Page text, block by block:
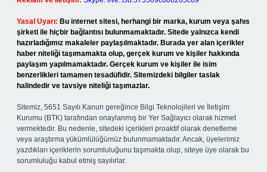
Yasal Uyarı: Bu internet sitesi, herhangi bir marka, kurum veya şahıs
şirketi ile hiçbir bağlantısı bulunmamaktadır. Sitede yalnızca kendi
hazırladığımız makaleler paylaşılmaktadır. Burada yer alan içerikler
haber niteliği taşımamakta olup, gerçek kurum ve kişiler hakkında
paylaşım yapılmamaktadır. Gerçek kurum ve kişiler ile isim
benzerlikleri tamamen tesadüfidir. Sitemizdeki bilgiler taslak
halindedir ve tavsiye niteliği taşımazlar.
Sitemiz, 5651 Sayılı Kanun gereğince Bilgi Teknolojileri ve İletişim
Kurumu (BTK) tarafından onaylanmış bir Yer Sağlayıcı olarak hizmet
vermektedir. Bu nedenle, sitedeki içerikleri proaktif olarak denetleme
veya araştırma yükümlülüğümüz bulunmamaktadır. Ancak, üyelerimiz
yazdıkları içeriklerin sorumluluğunu taşımakta olup, siteye üye olarak bu
sorumluluğu kabul etmiş sayılırlar.